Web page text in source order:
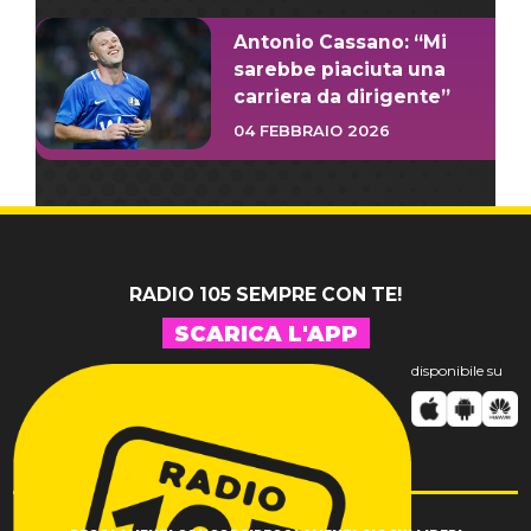
Antonio Cassano: “Mi
sarebbe piaciuta una
carriera da dirigente”
04 FEBBRAIO 2026
RADIO 105 SEMPRE CON TE!
SCARICA L'APP
disponibile su